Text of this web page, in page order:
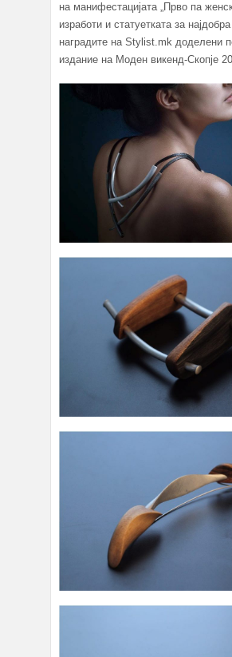
на манифестацијата „Прво па
изработи и статуетката за
наградите на Stylist.mk доделени
издание на Моден викенд-Скопје